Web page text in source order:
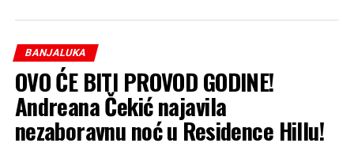
– Indirektno, neće biti potrebe za noćnim redukcijama u
naseljima do Trna, neće biti kolebanja pritiska, pa će se
stabilizovati i situacija na tom području, naročito u
Jablanu – dodali su iz “Vodovoda”.
BANJALUKA
OVO ĆE BITI PROVOD GODINE!
Andreana Čekić najavila
nezaboravnu noć u Residence Hillu!